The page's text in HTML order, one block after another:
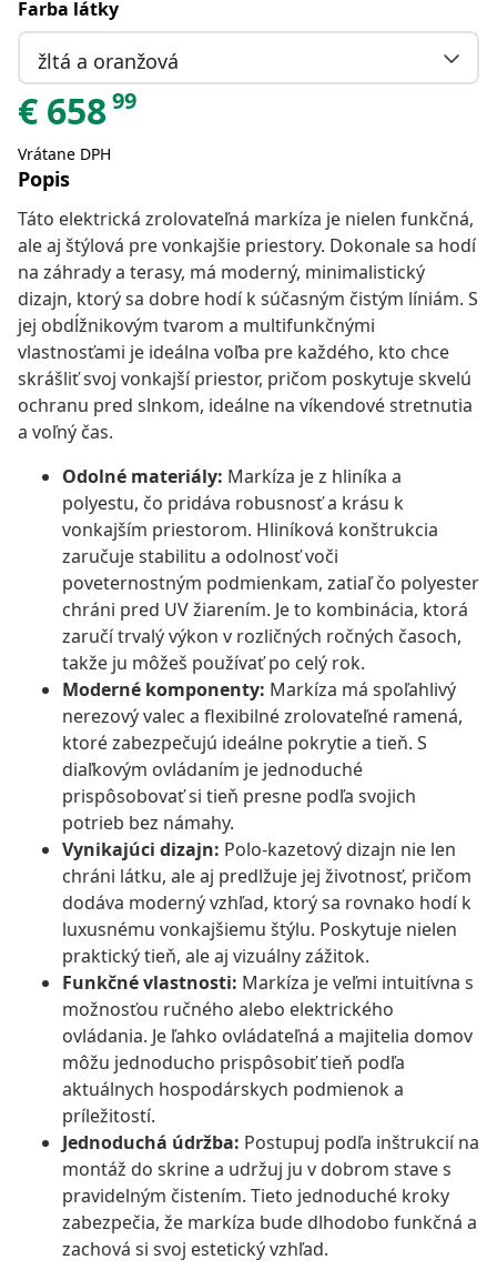
Farba látky
žltá a oranžová
€ 65899
Vrátane DPH
Popis
Táto elektrická zrolovateľná markíza je nielen funkčná,
ale aj štýlová pre vonkajšie priestory. Dokonale sa hodí
na záhrady a terasy, má moderný, minimalistický
dizajn, ktorý sa dobre hodí k súčasným čistým líniám. S
jej obdĺžnikovým tvarom a multifunkčnými
vlastnosťami je ideálna voľba pre každého, kto chce
skrášliť svoj vonkajší priestor, pričom poskytuje skvelú
ochranu pred slnkom, ideálne na víkendové stretnutia
a voľný čas.
Odolné materiály: Markíza je z hliníka a
polyestu, čo pridáva robusnosť a krásu k
vonkajším priestorom. Hliníková konštrukcia
zaručuje stabilitu a odolnosť voči
poveternostným podmienkam, zatiaľ čo polyester
chráni pred UV žiarením. Je to kombinácia, ktorá
zaručí trvalý výkon v rozličných ročných časoch,
takže ju môžeš používať po celý rok.
Moderné komponenty: Markíza má spoľahlivý
nerezový valec a flexibilné zrolovateľné ramená,
ktoré zabezpečujú ideálne pokrytie a tieň. S
diaľkovým ovládaním je jednoduché
prispôsobovať si tieň presne podľa svojich
potrieb bez námahy.
Vynikajúci dizajn: Polo-kazetový dizajn nie len
chráni látku, ale aj predlžuje jej životnosť, pričom
dodáva moderný vzhľad, ktorý sa rovnako hodí k
luxusnému vonkajšiemu štýlu. Poskytuje nielen
praktický tieň, ale aj vizuálny zážitok.
Funkčné vlastnosti: Markíza je veľmi intuitívna s
možnosťou ručného alebo elektrického
ovládania. Je ľahko ovládateľná a majitelia domov
môžu jednoducho prispôsobiť tieň podľa
aktuálnych hospodárskych podmienok a
príležitostí.
Jednoduchá údržba: Postupuj podľa inštrukcií na
montáž do skrine a udržuj ju v dobrom stave s
pravidelným čistením. Tieto jednoduché kroky
zabezpečia, že markíza bude dlhodobo funkčná a
zachová si svoj estetický vzhľad.